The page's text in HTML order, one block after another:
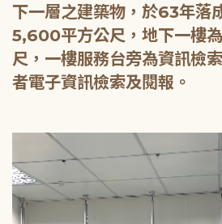
下一層之建築物，於63年落
5,600平方公尺，地下一樓
尺，一樓服務台旁為資訊檢
者電子資訊檢索及閱報。